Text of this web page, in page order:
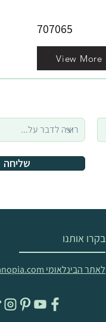
707065
View More
שליחה
בקרו אותנו
לאתר הבינלאומי canopia.com